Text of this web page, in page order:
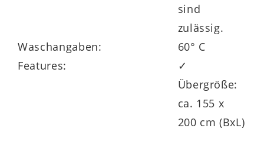
sind
zulässig.
Waschangaben:
60° C
Features:
✓
Übergröße:
ca. 155 x
200 cm (BxL)